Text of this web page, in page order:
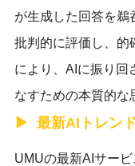
が生成した回答を鵜
批判的に評価し、的
により、AIに振り回
なすための本質的な
最新AIトレン
UMUの最新AIサー